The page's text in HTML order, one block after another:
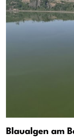
Blaualgen am